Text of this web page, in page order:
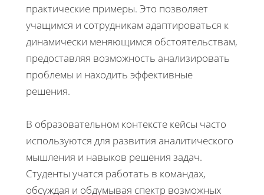
практические примеры. Это позволяет
учащимся и сотрудникам адаптироваться к
динамически меняющимся обстоятельствам,
предоставляя возможность анализировать
проблемы и находить эффективные
решения.
В образовательном контексте кейсы часто
используются для развития аналитического
мышления и навыков решения задач.
Студенты учатся работать в командах,
обсуждая и обдумывая спектр возможных